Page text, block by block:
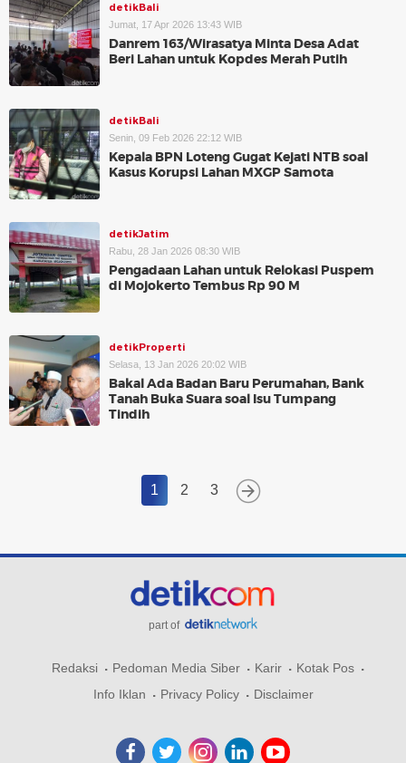
detikBali
Jumat, 17 Apr 2026 13:43 WIB
Danrem 163/Wirasatya Minta Desa Adat
Beri Lahan untuk Kopdes Merah Putih
detikBali
Senin, 09 Feb 2026 22:12 WIB
Kepala BPN Loteng Gugat Kejati NTB soal
Kasus Korupsi Lahan MXGP Samota
detikJatim
Rabu, 28 Jan 2026 08:30 WIB
Pengadaan Lahan untuk Relokasi Puspem
di Mojokerto Tembus Rp 90 M
detikProperti
Selasa, 13 Jan 2026 20:02 WIB
Bakal Ada Badan Baru Perumahan, Bank
Tanah Buka Suara soal Isu Tumpang
Tindih
1 2 3
part of
Redaksi Pedoman Media Siber Karir
Kotak Pos
Info Iklan
Privacy Policy Disclaimer